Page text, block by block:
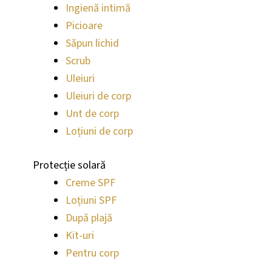
Ingienă intimă
Picioare
Săpun lichid
Scrub
Uleiuri
Uleiuri de corp
Unt de corp
Loțiuni de corp
Protecție solară
Creme SPF
Loțiuni SPF
După plajă
Kit-uri
Pentru corp